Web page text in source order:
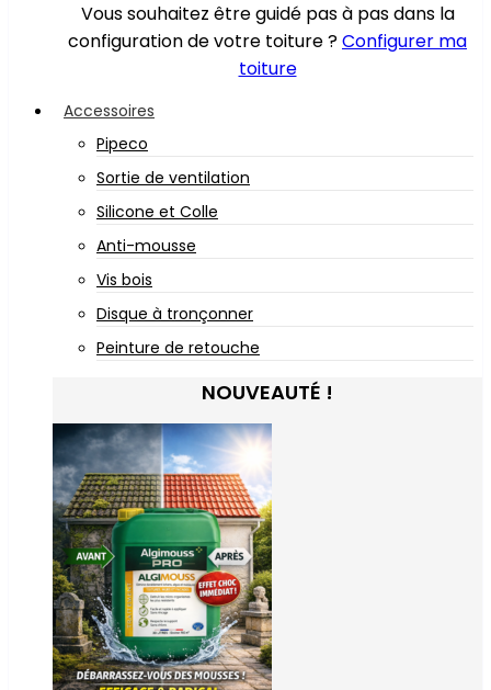
Vous souhaitez être guidé pas à pas dans la
configuration de votre toiture ?Configurer ma
toiture
Accessoires
Pipeco
Sortie de ventilation
Silicone et Colle
Anti-mousse
Vis bois
Disque à tronçonner
Peinture de retouche
NOUVEAUTÉ !